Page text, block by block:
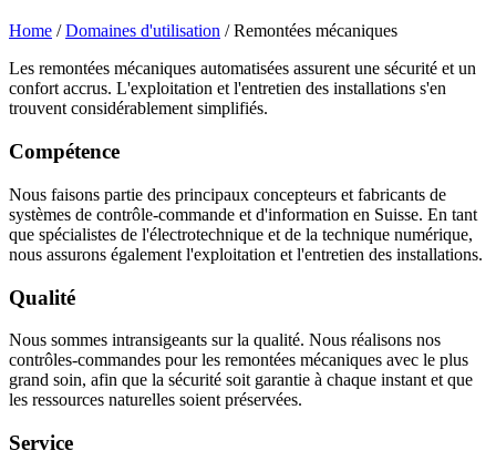
Home /Domaines d'utilisation /Remontées mécaniques
Les remontées mécaniques automatisées assurent une sécurité et un
confort accrus. L'exploitation et l'entretien des installations s'en
trouvent considérablement simplifiés.
Compétence
Nous faisons partie des principaux concepteurs et fabricants de
systèmes de contrôle-commande et d'information en Suisse. En tant
que spécialistes de l'électrotechnique et de la technique numérique,
nous assurons également l'exploitation et l'entretien des installations.
Qualité
Nous sommes intransigeants sur la qualité. Nous réalisons nos
contrôles-commandes pour les remontées mécaniques avec le plus
grand soin, afin que la sécurité soit garantie à chaque instant et que
les ressources naturelles soient préservées.
Service